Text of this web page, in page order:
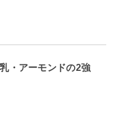
乳・アーモンドの2強